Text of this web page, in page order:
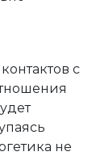
с
не